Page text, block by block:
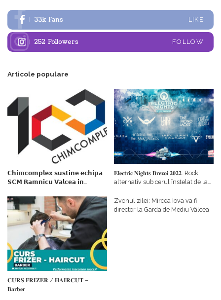
33k Fans LIKE
252 Followers FOLLOW
Articole populare
𝗖𝗵𝗶𝗺𝗰𝗼𝗺𝗽𝗹𝗲𝘅 𝘀𝘂𝘀𝘁𝗶𝗻𝗲 𝗲𝗰𝗵𝗶𝗽𝗮
𝗦𝗖𝗠 𝗥𝗮𝗺𝗻𝗶𝗰𝘂 𝗩𝗮𝗹𝗰𝗲𝗮 𝗶𝗻
𝗳𝗶𝗻𝗮𝗻𝘁𝗮𝘁𝗼𝗿
𝐄𝐥𝐞𝐜𝐭𝐫𝐢𝐜 𝐍𝐢𝐠𝐡𝐭𝐬 𝐁𝐫𝐞𝐳𝐨𝐢 𝟐𝟎𝟐𝟐. Rock
alternativ sub cerul înstelat de la
𝐂𝐔𝐑𝐒 𝐅𝐑𝐈𝐙𝐄𝐑 / 𝐇𝐀𝐈𝐑𝐂𝐔𝐓 –
𝐁𝐚𝐫𝐛𝐞𝐫
Zvonul zilei: Mircea Iova va fi
director la Garda de Mediu Vâlcea